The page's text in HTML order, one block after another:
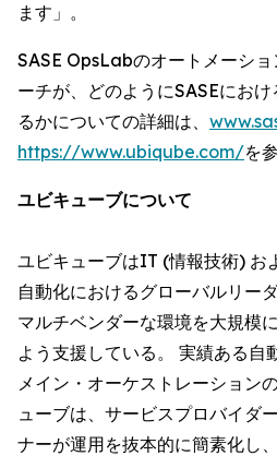
ます」。
SASE OpsLabのオートメーシ
ーチが、どのようにSASEにお
るかについての詳細は、
https://www.ubiqube.com/を
ユビキューブについて
ユビキューブはIT (情報技術) お
自動化におけるグローバルリー
マルチベンダーな環境を大規模
よう支援している。 実績ある自
メイン・オーケストレーション
ューブは、サービスプロバイダ
ナーが運用を抜本的に簡素化し